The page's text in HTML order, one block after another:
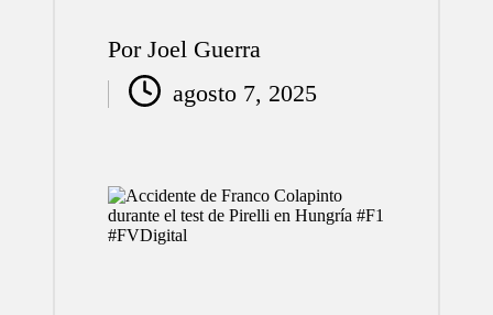
Publicado
por
Por Joel Guerra
agosto 7, 2025